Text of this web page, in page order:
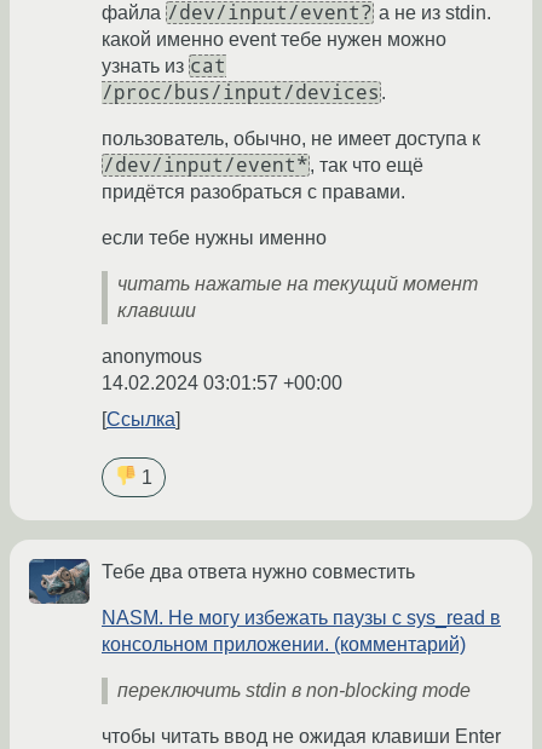
файла /dev/input/event? а не из stdin.
какой именно event тебе нужен можно
узнать из cat
/proc/bus/input/devices .
пользователь, обычно, не имеет доступа к
/dev/input/event*, так что ещё
придётся разобраться с правами.
если тебе нужны именно
читать нажатые на текущий момент
клавиши
anonymous
14.02.2024 03:01:57 +00:00
Ссылка
1
Тебе два ответа нужно совместить
NASM. Не могу избежать паузы с sys_read в
консольном приложении. (комментарий)
переключить stdin в non-blocking mode
чтобы читать ввод не ожидая клавиши Enter